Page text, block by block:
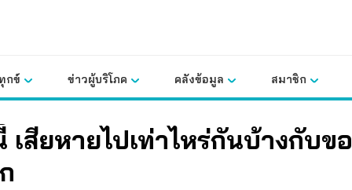
กข์ ข่าวผู้บริโภค คลังข้อมูล สมาชิก
นี้ เสียหายไปเท่าไหร่กันบ้างกับข